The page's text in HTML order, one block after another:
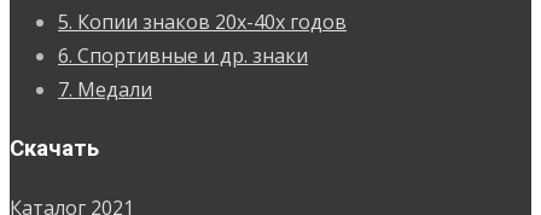
5. Копии знаков 20х-40х годов
6. Спортивные и др. знаки
7. Медали
Скачать
Каталог 2021